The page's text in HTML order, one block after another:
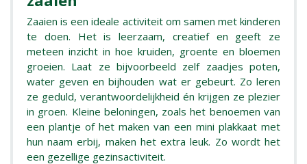
Zaaien is een ideale activiteit om samen met kinderen
te doen. Het is leerzaam, creatief en geeft ze
meteen inzicht in hoe kruiden, groente en bloemen
groeien. Laat ze bijvoorbeeld zelf zaadjes poten,
water geven en bijhouden wat er gebeurt. Zo leren
ze geduld, verantwoordelijkheid én krijgen ze plezier
in groen. Kleine beloningen, zoals het benoemen van
een plantje of het maken van een mini plakkaat met
hun naam erbij, maken het extra leuk. Zo wordt het
een gezellige gezinsactiviteit.